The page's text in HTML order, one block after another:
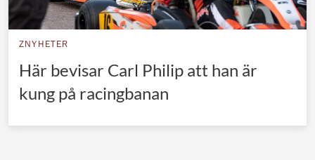
Jordanska kungahuset
Japanska kejsarhuset
Thailändska kungahuset
ZNYHETER
Här bevisar Carl Philip att han är
kung på racingbanan